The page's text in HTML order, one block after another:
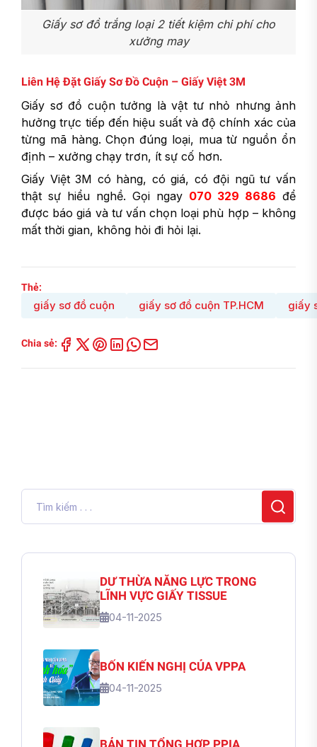
Giấy sơ đồ trắng loại 2 tiết kiệm chi phí cho
xưởng may
Liên Hệ Đặt Giấy Sơ Đồ Cuộn – Giấy Việt 3M
Giấy sơ đồ cuộn tưởng là vật tư nhỏ nhưng ảnh
hưởng trực tiếp đến hiệu suất và độ chính xác của
từng mã hàng. Chọn đúng loại, mua từ nguồn ổn
định – xưởng chạy trơn, ít sự cố hơn.
Giấy Việt 3M có hàng, có giá, có đội ngũ tư vấn
thật sự hiểu nghề. Gọi ngay 070 329 8686 để
được báo giá và tư vấn chọn loại phù hợp – không
mất thời gian, không hỏi đi hỏi lại.
Thẻ:
giấy sơ đồ cuộn giấy sơ đồ cuộn TP.HCM giấy
Chia sẻ:
DƯ THỪA NĂNG LỰC TRONG
LĨNH VỰC GIẤY TISSUE
04-11-2025
BỐN KIẾN NGHỊ CỦA VPPA
04-11-2025